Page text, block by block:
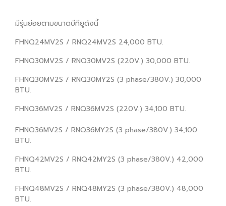
มีรุ่นย่อยตามขนาดบีทียูดังนี้
FHNQ24MV2S / RNQ24MV2S 24,000 BTU.
FHNQ30MV2S / RNQ30MV2S (220V.) 30,000 BTU.
FHNQ30MV2S / RNQ30MY2S (3 phase/380V.) 30,000
BTU.
FHNQ36MV2S / RNQ36MV2S (220V.) 34,100 BTU.
FHNQ36MV2S / RNQ36MY2S (3 phase/380V.) 34,100
BTU.
FHNQ42MV2S / RNQ42MY2S (3 phase/380V.) 42,000
BTU.
FHNQ48MV2S / RNQ48MY2S (3 phase/380V.) 48,000
BTU.